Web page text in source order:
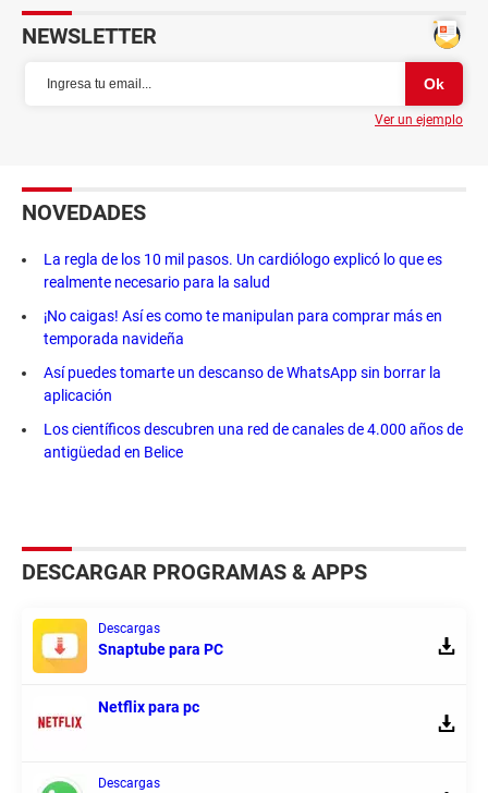
NEWSLETTER
Ver un ejemplo
NOVEDADES
La regla de los 10 mil pasos. Un cardiólogo explicó lo que es
realmente necesario para la salud
¡No caigas! Así es como te manipulan para comprar más en
temporada navideña
Así puedes tomarte un descanso de WhatsApp sin borrar la
aplicación
Los científicos descubren una red de canales de 4.000 años de
antigüedad en Belice
DESCARGAR PROGRAMAS & APPS
Descargas
Snaptube para PC
Netflix para pc
Descargas